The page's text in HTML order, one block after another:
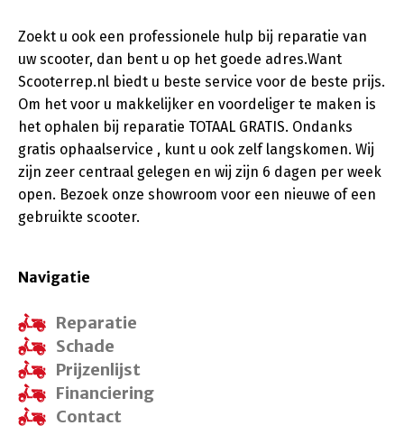
Zoekt u ook een professionele hulp bij reparatie van
uw scooter, dan bent u op het goede adres.Want
Scooterrep.nl biedt u beste service voor de beste prijs.
Om het voor u makkelijker en voordeliger te maken is
het ophalen bij reparatie TOTAAL GRATIS. Ondanks
gratis ophaalservice , kunt u ook zelf langskomen. Wij
zijn zeer centraal gelegen en wij zijn 6 dagen per week
open. Bezoek onze showroom voor een nieuwe of een
gebruikte scooter.
Navigatie
Reparatie
Schade
Prijzenlijst
Financiering
Contact